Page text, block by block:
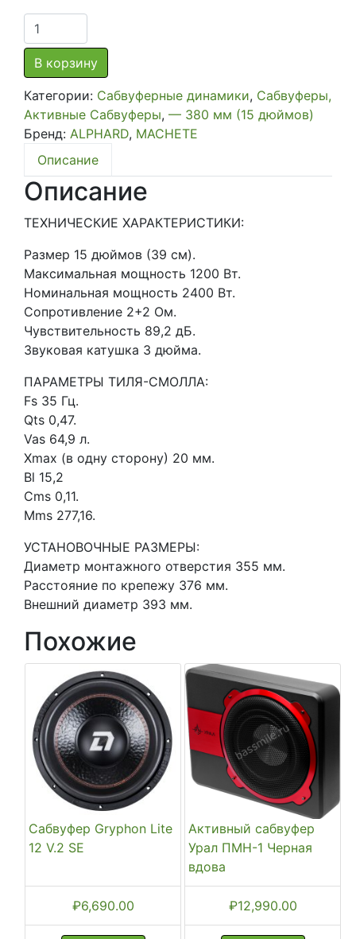
Количество
товара
Сабвуфер
DEAF
BOUNCE
MACHETE
MF-
15R
D2
В корзину
Категории: Сабвуферные динамики, Сабвуферы,
Активные Сабвуферы, — 380 мм (15 дюймов)
Бренд: ALPHARD, MACHETE
Описание
Описание
ТЕХНИЧЕСКИЕ ХАРАКТЕРИСТИКИ:
Размер 15 дюймов (39 см).
Максимальная мощность 1200 Вт.
Номинальная мощность 2400 Вт.
Сопротивление 2+2 Ом.
Чувствительность 89,2 дБ.
Звуковая катушка 3 дюйма.
ПАРАМЕТРЫ ТИЛЯ-СМОЛЛА:
Fs 35 Гц.
Qts 0,47.
Vas 64,9 л.
Xmax (в одну сторону) 20 мм.
Bl 15,2
Cms 0,11.
Mms 277,16.
УСТАНОВОЧНЫЕ РАЗМЕРЫ:
Диаметр монтажного отверстия 355 мм.
Расстояние по крепежу 376 мм.
Внешний диаметр 393 мм.
Похожие
Сабвуфер Gryphon Lite
12 V.2 SE
₽6,690.00
Активный сабвуфер
Урал ПМН-1 Черная
вдова
₽12,990.00